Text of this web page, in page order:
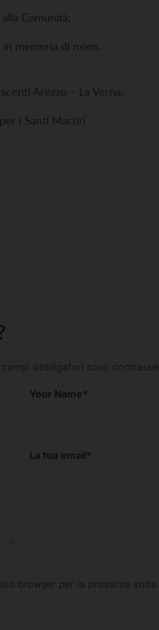
Comunità;
in memoria di mons.
Arezzo – La Verna;
i Santi Martiri
I campi obbligatori sono
Your Name*
La tua email*
browser per la prossima